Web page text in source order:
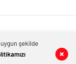
şekilde
-Dans Kursu
İstanbul Evden